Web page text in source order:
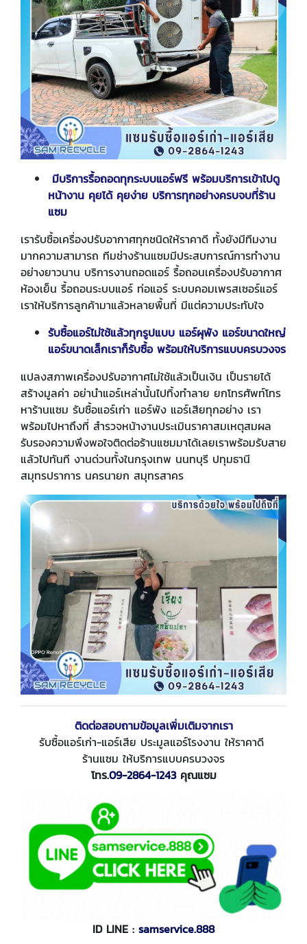
มีบริการรื้อถอดทุกระบบแอร์ฟรี พร้อมบริการเข้าไปดู
หน้างาน คุยได้ คุยง่าย บริการทุกอย่างครบจบที่ร้าน
แซม
เรารับซื้อเครื่องปรับอากาศทุกชนิดให้ราคาดี ทั้งยังมีทีมงาน
มากความสามารถ ทีมช่างร้านแซมมีประสบการณ์การทำงาน
อย่างยาวนาน บริการงานถอดแอร์ รื้อถอนเครื่องปรับอากาศ
ห้องเย็น รื้อถอนระบบแอร์ ท่อแอร์ ระบบคอมเพรสเซอร์แอร์
เราให้บริการลูกค้ามาแล้วหลายพื้นที่ มีแต่ความประทับใจ
รับซื้อแอร์ไม่ใช้แล้วทุกรูปแบบ แอร์ผุพัง แอร์ขนาดใหญ่
แอร์ขนาดเล็กเราก็รับซื้อ พร้อมให้บริการแบบครบวงจร
แปลงสภาพเครื่องปรับอากาศไม่ใช้แล้วเป็นเงิน เป็นรายได้
สร้างมูลค่า อย่านำแอร์เหล่านั้นไปทิ้งทำลาย ยกโทรศัพท์โทร
หาร้านแซม รับซื้อแอร์เก่า แอร์พัง แอร์เสียทุกอย่าง เรา
พร้อมไปหาถึงที่ สำรวจหน้างานประเมินราคาสมเหตุสมผล
รับรองความพึงพอใจติดต่อร้านแซมมาได้เลยเราพร้อมรับสาย
แล้วไปทันที งานด่วนทั้งในกรุงเทพ นนทบุรี ปทุมธานี
สมุทรปราการ นครนายก สมุทรสาคร
ติดต่อสอบถามข้อมูลเพิ่มเติมจากเรา
รับซื้อแอร์เก่า-แอร์เสีย ประมูลแอร์โรงงาน ให้ราคาดี
ร้านแซม ให้บริการแบบครบวงจร
โทร.09-2864-1243คุณแซม
ID LINE : samservice.888